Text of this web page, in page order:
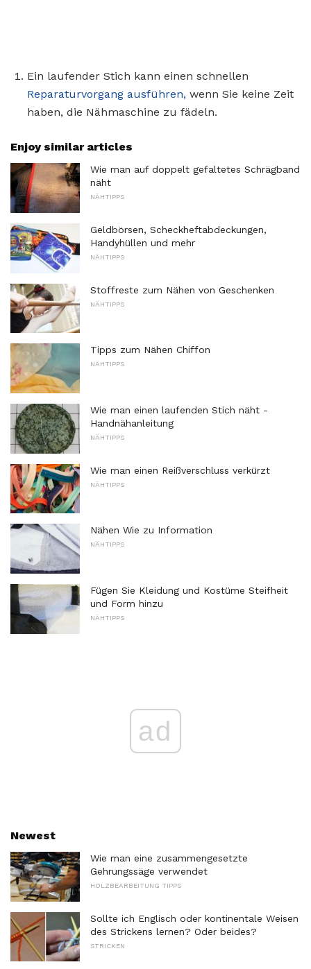
Ein laufender Stich kann einen schnellen
Reparaturvorgang ausführen, wenn Sie keine Zeit
haben, die Nähmaschine zu fädeln.
Enjoy similar articles
Wie man auf doppelt gefaltetes Schrägband
näht
NÄHTIPPS
Geldbörsen, Scheckheftabdeckungen,
Handyhüllen und mehr
NÄHTIPPS
Stoffreste zum Nähen von Geschenken
NÄHTIPPS
Tipps zum Nähen Chiffon
NÄHTIPPS
Wie man einen laufenden Stich näht -
Handnähanleitung
NÄHTIPPS
Wie man einen Reißverschluss verkürzt
NÄHTIPPS
Nähen Wie zu Information
NÄHTIPPS
Fügen Sie Kleidung und Kostüme Steifheit
und Form hinzu
NÄHTIPPS
ad
Newest
Wie man eine zusammengesetzte
Gehrungssäge verwendet
HOLZBEARBEITUNG TIPPS
Sollte ich Englisch oder kontinentale Weisen
des Strickens lernen? Oder beides?
STRICKEN